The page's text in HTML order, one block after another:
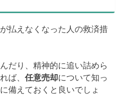
払えなくなった人の救済措
だり、精神的に追い詰めら
ば、 任意売却について知っ
備えておくと良いでしょ